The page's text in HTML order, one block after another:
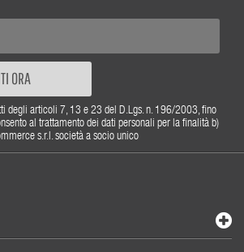
ORA
degli articoli 7, 13 e 23 del D.Lgs. n. 196/2003, fino
al trattamento dei dati personali per la finalità b)
s.r.l. società a socio unico